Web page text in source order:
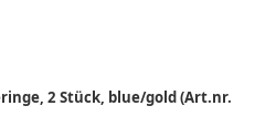
2 Stück, blue/gold (Art.nr.